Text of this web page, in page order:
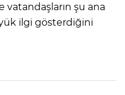
şu ana
ilgi gösterdiğini